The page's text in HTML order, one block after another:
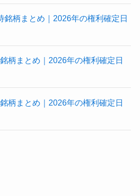
銘柄まとめ｜2026年の権利確定日
柄まとめ｜2026年の権利確定日
柄まとめ｜2026年の権利確定日